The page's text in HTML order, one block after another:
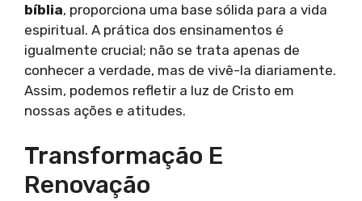
bíblia, proporciona uma base sólida para a vida
espiritual. A prática dos ensinamentos é
igualmente crucial; não se trata apenas de
conhecer a verdade, mas de vivê-la diariamente.
Assim, podemos refletir a luz de Cristo em
nossas ações e atitudes.
Transformação E
Renovação